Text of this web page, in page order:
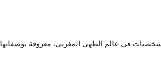
في عالم الطهي المغربي، معروفة